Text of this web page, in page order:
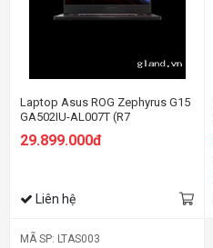
Laptop Asus ROG Zephyrus G15
GA502IU-AL007T (R7
SSD/15.6 inch FHD 144Hz/GTX
29.899.000đ
Liên hệ
MÃ SP: LTAS003